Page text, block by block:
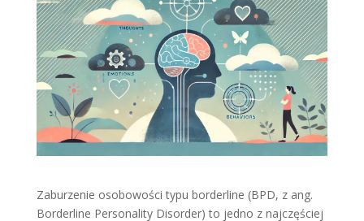
Zaburzenie osobowości typu borderline (BPD, z ang.
Borderline Personality Disorder) to jedno z najczęściej